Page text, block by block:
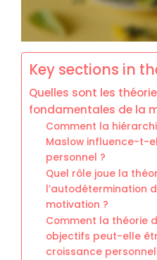
Key sections in
Quelles sont les
fondamentales de la
Comment la
Maslow influence-t-
personnel ?
Quel rôle joue la
l’autodétermination
motivation ?
Comment la théorie
objectifs peut-elle
croissance